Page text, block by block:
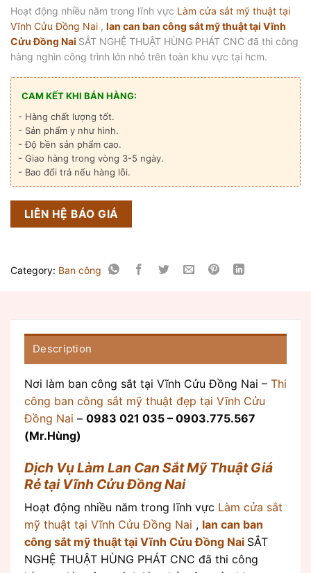
Hoạt động nhiều năm trong lĩnh vực Làm cửa sắt mỹ thuật tại
Vĩnh Cửu Đồng Nai , lan can ban công sắt mỹ thuật tại Vĩnh
Cửu Đồng Nai SẮT NGHỆ THUẬT HÙNG PHÁT CNC đã thi công
hàng nghìn công trình lớn nhỏ trên toàn khu vực tại hcm.
CAM KẾT KHI BÁN HÀNG:
- Hàng chất lượng tốt.
- Sản phẩm y như hình.
- Độ bền sản phẩm cao.
- Giao hàng trong vòng 3-5 ngày.
- Bao đổi trả nếu hàng lỗi.
LIÊN HỆ BÁO GIÁ
Category: Ban công
Description
Nơi làm ban công sắt tại Vĩnh Cửu Đồng Nai – Thi
công ban công sắt mỹ thuật đẹp tại Vĩnh Cửu
Đồng Nai – 0983 021 035 – 0903.775.567
(Mr.Hùng)
Dịch Vụ Làm Lan Can Sắt Mỹ Thuật Giá
Rẻ tại Vĩnh Cửu Đồng Nai
Hoạt động nhiều năm trong lĩnh vực Làm cửa sắt
mỹ thuật tại Vĩnh Cửu Đồng Nai , lan can ban
công sắt mỹ thuật tại Vĩnh Cửu Đồng Nai SẮT
NGHỆ THUẬT HÙNG PHÁT CNC đã thi công